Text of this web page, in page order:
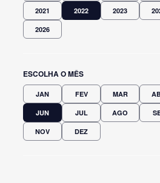
2021 2022 2023
2026
ESCOLHA O MÊS
JAN FEV MAR
JUN JUL AGO
NOV DEZ